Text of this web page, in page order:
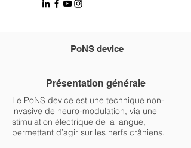
PoNS device
Présentation générale
Le PoNS device est une technique non-
invasive de neuro-modulation, via une
stimulation électrique de la langue,
permettant d’agir sur les nerfs crâniens.